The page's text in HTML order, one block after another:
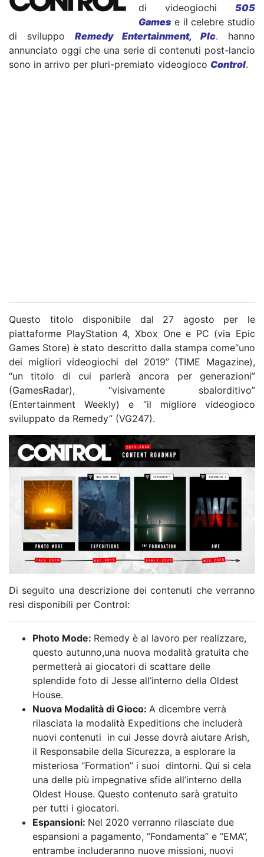
di videogiochi 505
Games e il celebre studio
di sviluppo Remedy Entertainment, Plc. hanno
annunciato oggi che una serie di contenuti post-lancio
sono in arrivo per pluri-premiato videogioco Control.
Questo titolo disponibile dal 27 agosto per le
piattaforme PlayStation 4, Xbox One e PC (via Epic
Games Store) è stato descritto dalla stampa come“uno
dei migliori videogiochi del 2019” (TIME Magazine),
“un titolo di cui parlerà ancora per generazioni”
(GamesRadar), “visivamente sbalorditivo”
(Entertainment Weekly) e “il migliore videogioco
sviluppato da Remedy” (VG247).
Di seguito una descrizione dei contenuti che verranno
resi disponibili per Control:
Photo Mode: Remedy è al lavoro per realizzare,
questo autunno,una nuova modalità gratuita che
permetterà ai giocatori di scattare delle
splendide foto di Jesse all’interno della Oldest
House.
Nuova Modalità di Gioco: A dicembre verrà
rilasciata la modalità Expeditions che includerà
nuovi contenuti in cui Jesse dovrà aiutare Arish,
il Responsabile della Sicurezza, a esplorare la
misteriosa “Formation” i suoi dintorni. Qui si cela
una delle più impegnative sfide all’interno della
Oldest House. Questo contenuto sarà gratuito
per tutti i giocatori.
Espansioni: Nel 2020 verranno rilasciate due
espansioni a pagamento, “Fondamenta” e “EMA”,
entrambe includeranno nuove missioni, nuovi